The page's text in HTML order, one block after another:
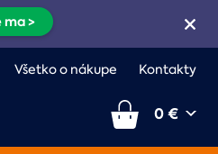
>
Všetko o nákupe Kontakty
0 €